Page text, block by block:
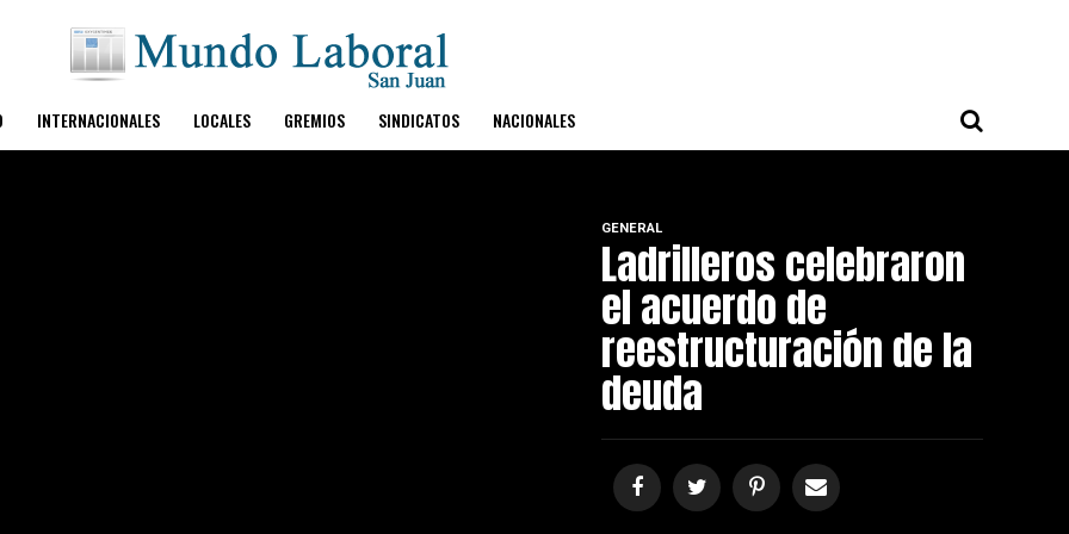
INTERNACIONALES LOCALES GREMIOS SINDICATOS NACIONALES
GENERAL
Ladrilleros celebraron
el acuerdo de
reestructuración de la
deuda